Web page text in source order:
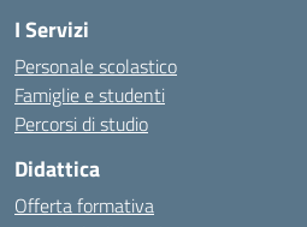
I Servizi
Personale scolastico
Famiglie e studenti
Percorsi di studio
Didattica
Offerta formativa